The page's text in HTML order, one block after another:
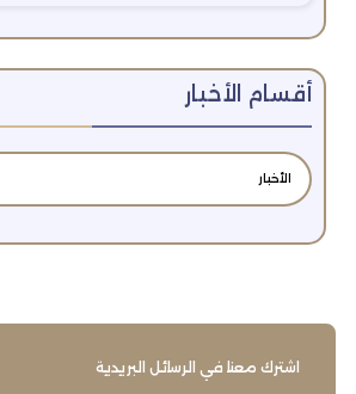
أقسام الأخبار
الأخبار
اشترك معنا في الرسائل البريدية